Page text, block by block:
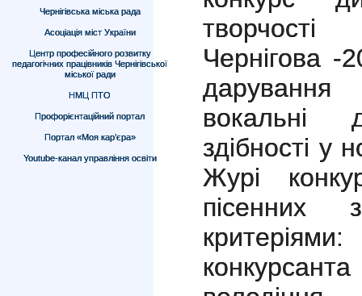
Чернігівська міська рада
Асоціація міст України
Центр професійного розвитку
педагогічних працівників Чернігівської
міської ради
НМЦ ПТО
Профорієнтаційний портал
Портал «Моя кар’єра»
Youtube-канал управління освіти
Чернігова -
дарування
вокальні
здібності у
Журі
пісенних